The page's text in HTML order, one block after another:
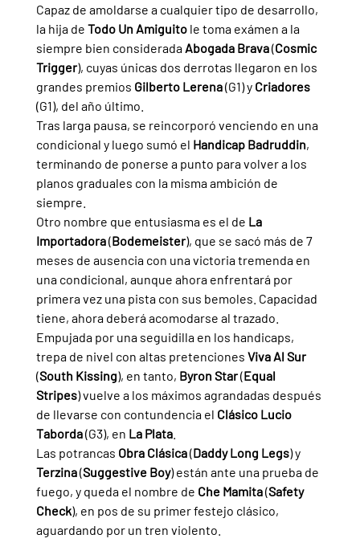
Capaz de amoldarse a cualquier tipo de desarrollo,
la hija de Todo Un Amiguito le toma exámen a la
siempre bien considerada Abogada Brava (Cosmic
Trigger), cuyas únicas dos derrotas llegaron en los
grandes premios Gilberto Lerena (G1) y Criadores
(G1), del año último.
Tras larga pausa, se reincorporó venciendo en una
condicional y luego sumó el Handicap Badruddin,
terminando de ponerse a punto para volver a los
planos graduales con la misma ambición de
siempre.
Otro nombre que entusiasma es el de La
Importadora (Bodemeister), que se sacó más de 7
meses de ausencia con una victoria tremenda en
una condicional, aunque ahora enfrentará por
primera vez una pista con sus bemoles. Capacidad
tiene, ahora deberá acomodarse al trazado.
Empujada por una seguidilla en los handicaps,
trepa de nivel con altas pretenciones Viva Al Sur
(South Kissing), en tanto, Byron Star (Equal
Stripes) vuelve a los máximos agrandadas después
de llevarse con contundencia el Clásico Lucio
Taborda (G3), en La Plata.
Las potrancas Obra Clásica (Daddy Long Legs) y
Terzina (Suggestive Boy) están ante una prueba de
fuego, y queda el nombre de Che Mamita (Safety
Check), en pos de su primer festejo clásico,
aguardando por un tren violento.